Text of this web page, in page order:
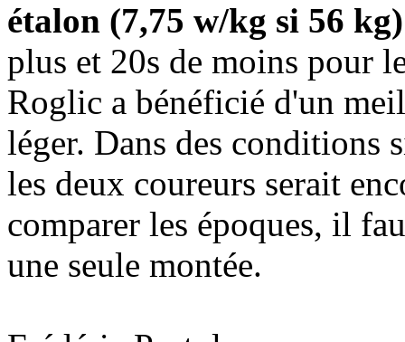
étalon (7,75 w/kg si 56 kg)
plus et 20s de moins pour
Roglic a bénéficié d'un
léger. Dans des conditions
les deux coureurs serait
comparer les époques, il
une seule montée.